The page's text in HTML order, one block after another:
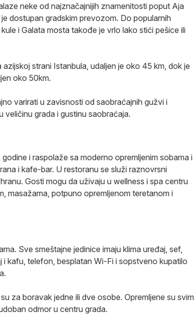
neke od najznačajnijih znamenitosti poput Aja
dostupan gradskim prevozom. Do popularnih
i Galata mosta takođe je vrlo lako stići pešice ili
strani Istanbula, udaljen je oko 45 km, dok je
oko 50km.
varirati u zavisnosti od saobraćajnih gužvi i
veličinu grada i gustinu saobraćaja.
i raspolaže sa moderno opremljenim sobama i
i kafe-bar. U restoranu se služi raznovrsni
Gosti mogu da uživaju u wellness i spa centru
masažama, potpuno opremljenom teretanom i
Sve smeštajne jedinice imaju klima uređaj, sef,
i kafu, telefon, besplatan Wi-Fi i sopstveno kupatilo
za boravak jedne ili dve osobe. Opremljene su svim
odmor u centru grada.